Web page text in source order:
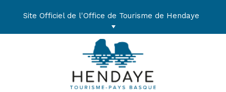
Site Officiel de l'Office de Tourisme de Hendaye